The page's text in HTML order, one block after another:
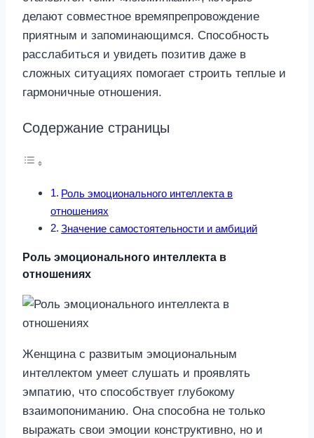
делают совместное времяпрепровождение
приятным и запоминающимся. Способность
расслабиться и увидеть позитив даже в
сложных ситуациях помогает строить теплые и
гармоничные отношения.
Содержание страницы
Роль эмоционального интеллекта в
отношениях
Значение самостоятельности и амбиций
Роль эмоционального интеллекта в
отношениях
Женщина с развитым эмоциональным
интеллектом умеет слушать и проявлять
эмпатию, что способствует глубокому
взаимопониманию. Она способна не только
выражать свои эмоции конструктивно, но и